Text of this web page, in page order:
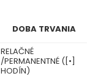
DOBA TRVANIA
RELAČNÉ
/PERMANENTNÉ ([•]
HODÍN)